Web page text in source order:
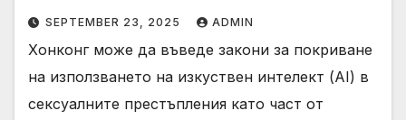
SEPTEMBER 23, 2025 ADMIN
Хонконг може да въведе закони за покриване
на използването на изкуствен интелект (AI) в
сексуалните престъпления като част от